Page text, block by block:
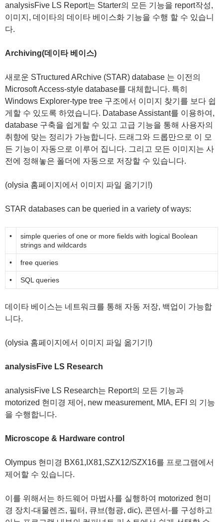
analysisFive LS Report는 Starter의 모든 기능을 report작성,
이미지, 데이타의 데이타 베이스화 기능을 수행 할 수 있습니
다.
Archiving(데이타 베이스)
새로운 STructured ARchive (STAR) database 는 이전의
Microsoft Access-style database를 대체합니다. 특히
Windows Explorer-type tree 구조에서 이미지 찾기를 보다 쉽
게할 수 있도록 하였습니다. Database Assistant를 이용하여,
database 구축을 쉽게할 수 있고 고급 기능을 통해 사용자의
취향에 맞는 정리가 가능합니다. 드래그와 드롭만으로 이 모
든 기능이 자동으로 이루어 집니다. 그리고 모든 이미지는 사
전에 정해놓은 폴더에 자동으로 저장할 수 있습니다.
(olysia 홈페이지에서 이미지 파일 옮기기!)
STAR databases can be queried in a variety of ways:
•
simple queries of one or more fields with logical Boolean
strings and wildcards
• free queries
• SQL queries
데이타 베이스는 네트워크를 통해 자동 저장, 백업이 가능합
니다.
(olysia 홈페이지에서 이미지 파일 옮기기!)
analysisFive LS Research
analysisFive LS Research는 Report의 모든 기능과
motorized 현미경 제어, new measurement, MIA, EFI 의 기능
을 수행합니다.
Microscope & Hardware control
Olympus 현미경 BX61,IX81,SZX12/SZX16를 프로그램에서
제어할 수 있습니다.
이를 위해서는 하드웨어 마법사를 실행하여 motorized 현미
경 장치-대물렌즈, 필터, 큐브(형광, dic), 콘덴서-를 구성하고